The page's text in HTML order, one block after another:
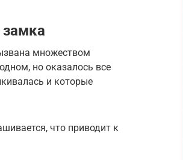
множеством
но оказалось все
и которые
что приводит к